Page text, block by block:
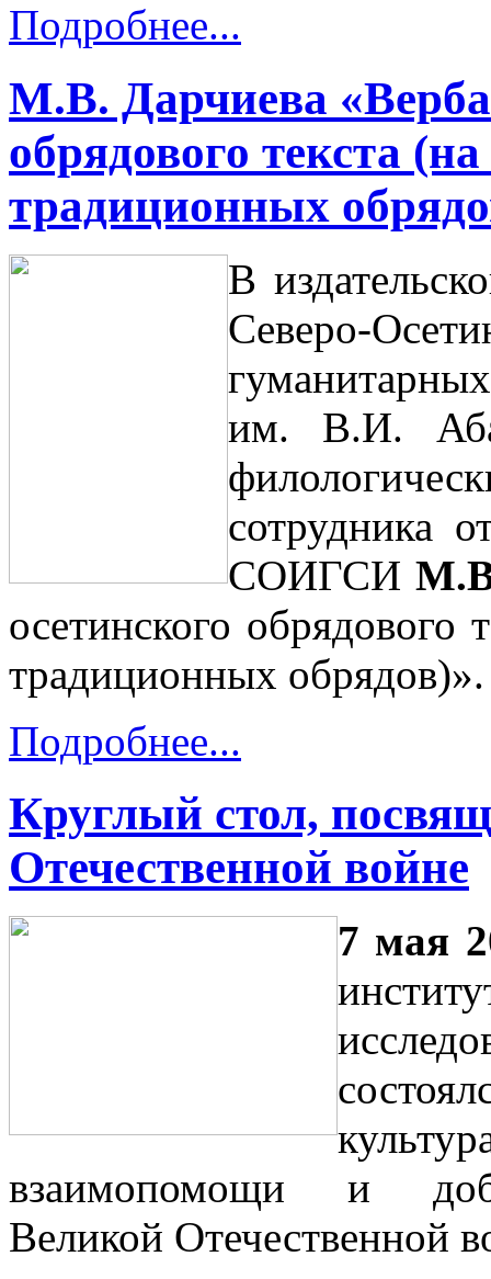
Подробнее...
М.В. Дарчиева
обрядового текста
традиционных
В
Северо-
им. В.И.
сотрудника
СОИГСИ
осетинского обрядового
традиционных обрядов)».
Подробнее...
Круглый стол,
Отечественной войне
7 мая
взаимопомощи и
Великой Отечественной